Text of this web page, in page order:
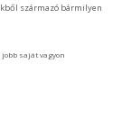
származó bármilyen
saját vagyon